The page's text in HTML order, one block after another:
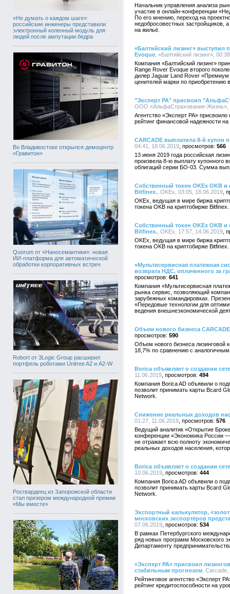
«Не думать о каждом шаге»:
российские инженеры представили
электронный коленный модуль для
людей после ампутации бедра
Во Владивостоке открылся демоцентр
«Гравитон»
Quorum от «Наносемантики»: новая
ИИ-платформа для автоматической
обработки корпоративных встреч
Robort от 3Logic Group расширил
портфель роботами Unitree A2 и A2-W
Росгвардеец из Запорожской области
стал призером международной премии
«Мы вместе»
Начальник управления анализа
участие в онлайн-конференции
По его мнению, переход на
недобросовестных застройщиков,
на жильё.
«Балтийский лизинг» выступил
Evoque , «Балтийский лизинг»,
Компания «Балтийский лизинг»
Range Rover Evoque второго
дилер Jaguar Land Rover
ценителей марки по приобретению
"Эксперт РА" присвоил
ООО «АльфаСтрахование-Жизнь»,
Агентство «Эксперт РА»
рейтинг финансовой надежности
CARCADE выплатила 8-й
04:41, 18.06.2019
566
13 июня 2019 года российская
произвела 8-ю выплату купонного
облигаций серии БО-03. Сумма
Собственный токен OKEx OKB
Bitfinex. , OKEx, 03:05, 18.06.2019
OKEx, ведущая в мире биржа
токена OKB на криптобирже Bitfinex.
Собственный токен OKEx OKB
Bitfinex. , OKEx, 17:57, 14.06.2019
OKEx, ведущая в мире биржа
токена OKB на криптобирже Bitfinex.
«Мультисервисная платежная
возврата НДС, оплаченного за
641
Компания «Мультисервисная
рынка сервис, позволяющий
зарубежных командировках.
«Передовые технологии для
ведения внешнеэкономической
Объем нового бизнеса
590
Объем нового бизнеса лизинговой
18,7% по сравнению с
Borica объявляет о создании
11.06.2019
494
Компания Borica AD объявили о
позволит принимать карты Bcard
Network.
Снижение реальных доходов
01:27, 11.06.2019
576
Ведущий аналитик «Открытие
конференции «Экономика России
не отражает всю полноту
реальных доходов населения,
Borica объявляет о создании
10.06.2019
444
Компания Borica AD объявили о
позволит принимать карты Bcard
Network.
Экспортный калькулятор,
московских экспортёров
07.06.2019
534
В рамках Петербургского
ряд новых программ Московского
Департаменту
«Эксперт РА» присвоил
стабильным прогнозом ,
Рейтинговое агентство «Эксперт
рейтинг кредитоспособности на